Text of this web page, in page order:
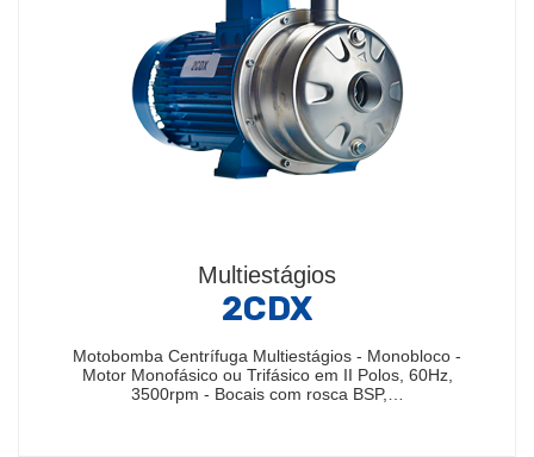
Multiestágios
2CDX
Motobomba Centrífuga Multiestágios - Monobloco -
Motor Monofásico ou Trifásico em II Polos, 60Hz,
3500rpm - Bocais com rosca BSP,…